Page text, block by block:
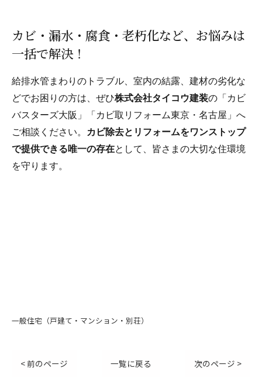
カビ・漏水・腐食・老朽化など、お悩みは
一括で解決！
給排水管まわりのトラブル、室内の結露、建材の劣化な
どでお困りの方は、ぜひ株式会社タイコウ建装の「カビ
バスターズ大阪」「カビ取リフォーム東京・名古屋」へ
ご相談ください。 カビ除去とリフォームをワンストップ
で提供できる唯一の存在として、皆さまの大切な住環境
を守ります。
一般住宅（戸建て・マンション・別荘）
< 前のページ 一覧に戻る 次のページ >